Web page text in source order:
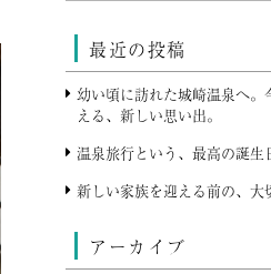
最近の投稿
幼い頃に訪れた城崎温泉へ。
える、新しい思い出。
温泉旅行という、最高の誕生
新しい家族を迎える前の、大
アーカイブ